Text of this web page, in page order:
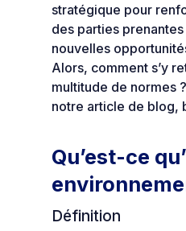
stratégique pour
des parties
nouvelles
Alors, comment s’y
multitude de normes
notre article de blog,
Qu’est-ce
Définition